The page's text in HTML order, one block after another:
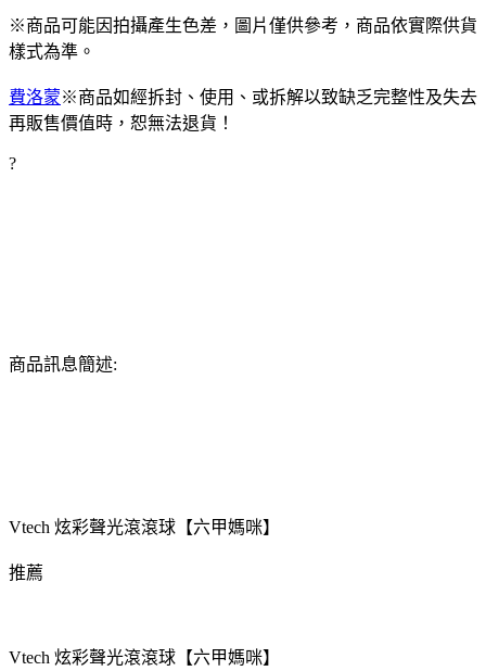
※商品可能因拍攝產生色差，圖片僅供參考，商品依實際供貨
樣式為準。
費洛蒙※商品如經拆封、使用、或拆解以致缺乏完整性及失去
再販售價值時，恕無法退貨！
?
商品訊息簡述:
Vtech 炫彩聲光滾滾球【六甲媽咪】
推薦
Vtech 炫彩聲光滾滾球【六甲媽咪】